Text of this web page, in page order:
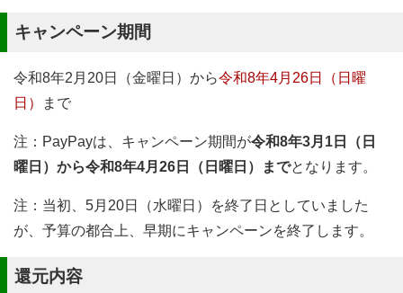
キャンペーン期間
令和8年2月20日（金曜日）から令和8年4月26日（日曜
日）
まで
注：PayPayは、キャンペーン期間が令和8年3月1日（日
曜日）から令和8年4月26日（日曜日）までとなります。
注：当初、5月20日（水曜日）を終了日としていました
が、予算の都合上、早期にキャンペーンを終了します。
還元内容